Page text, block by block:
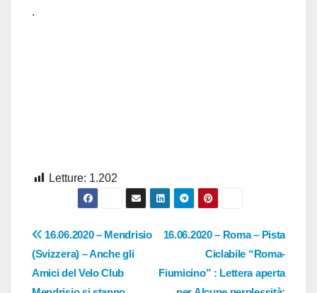
.
Letture: 1.202
Navigazione
articoli
16.06.2020 – Roma – Pista
Ciclabile “Roma-
Fiumicino” : Lettera aperta
16.06.2020 – Mendrisio
(Svizzera) – Anche gli
Amici del Velo Club